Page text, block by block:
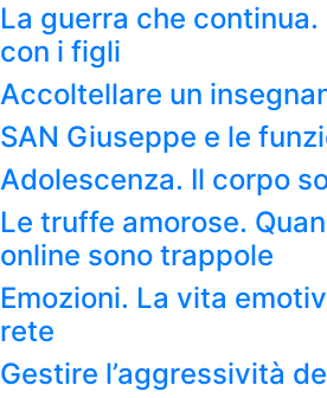
La guerra che
con i figli
Accoltellare un
SAN Giuseppe e le
Adolescenza. Il corpo
Le truffe amorose.
online sono trappole
Emozioni. La vita
rete
Gestire l’aggressività